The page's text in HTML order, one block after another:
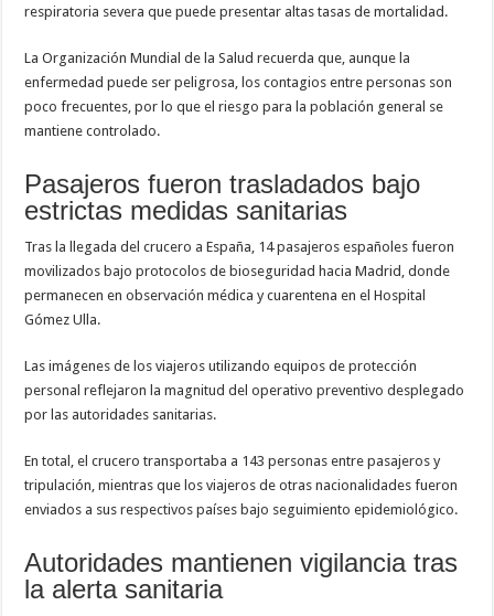
respiratoria severa que puede presentar altas tasas de mortalidad.
LaOrganización Mundial de la Salud recuerda que, aunque la
enfermedad puede ser peligrosa, los contagios entre personas son
poco frecuentes, por lo que el riesgo para la población general se
mantiene controlado.
Pasajeros fueron trasladados bajo
estrictas medidas sanitarias
Tras la llegada del crucero a España, 14 pasajeros españoles fueron
movilizados bajo protocolos de bioseguridad haciaMadrid , donde
permanecen en observación médica y cuarentena en elHospital
Gómez Ulla.
Las imágenes de los viajeros utilizando equipos de protección
personal reflejaron la magnitud del operativo preventivo desplegado
por las autoridades sanitarias.
En total, el crucero transportaba a 143 personas entre pasajeros y
tripulación, mientras que los viajeros de otras nacionalidades fueron
enviados a sus respectivos países bajo seguimiento epidemiológico.
Autoridades mantienen vigilancia tras
la alerta sanitaria